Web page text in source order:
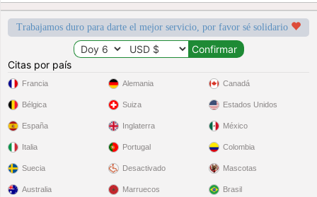
Trabajamos duro para darte el mejor servicio, por favor sé solidario
Citas por país
Francia
Bélgica
España
Italia
Suecia
Alemania
Suiza
Inglaterra
Portugal
Desactivado
Canadá
Estados Unidos
México
Colombia
Mascotas
Australia Marruecos Brasil